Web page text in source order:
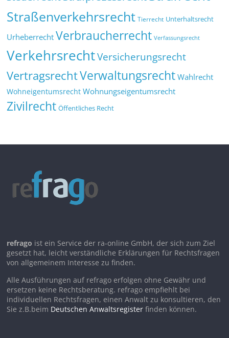
Straßenverkehrsrecht Tierrecht Unterhaltsrecht
Urheberrecht Verbraucherrecht Verfassungsrecht
VerkehrsrechtVersicherungsrecht
VertragsrechtVerwaltungsrecht Wahlrecht
Wohneigentumsrecht Wohnungseigentumsrecht
Zivilrecht Öffentliches Recht
refrago ist ein Service der ra-online GmbH, der sich zum Ziel
gesetzt hat, leicht verständliche Erklärungen für Rechtsfragen
von allgemeinem Interesse zu finden.
Alle Ausführungen auf refrago erfolgen ohne Gewähr und
ersetzen keine Rechtsberatung. refrago empfiehlt bei
individuellen Rechtsfragen, einen Anwalt zu konsultieren, den
Sie z.B.beim Deutschen Anwaltsregister finden können.